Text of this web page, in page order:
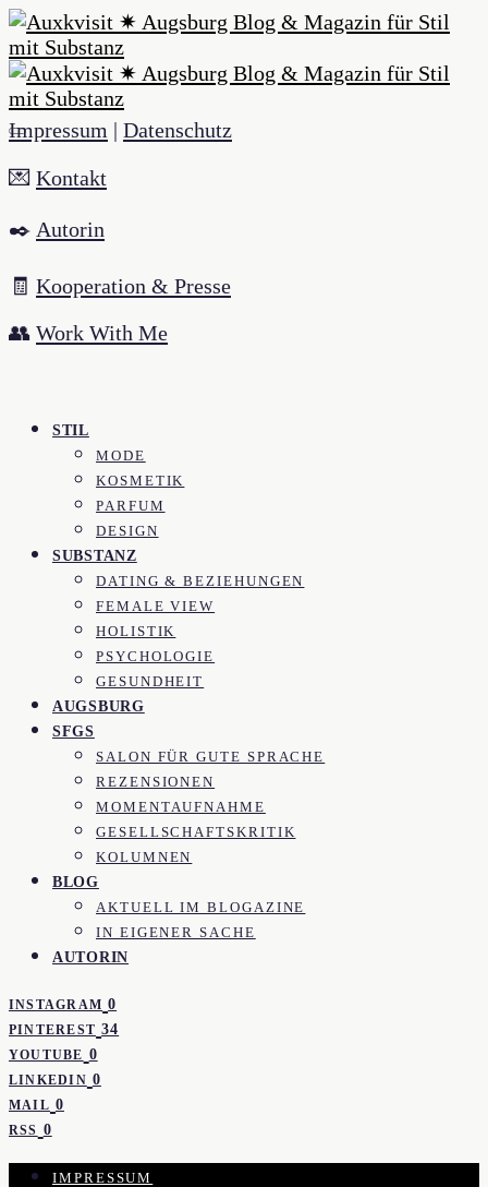
Impressum | Datenschutz
💌 Kontakt
✒️ Autorin
🧾 Kooperation & Presse
👥 Work With Me
STIL
MODE
KOSMETIK
PARFUM
DESIGN
SUBSTANZ
DATING & BEZIEHUNGEN
FEMALE VIEW
HOLISTIK
PSYCHOLOGIE
GESUNDHEIT
AUGSBURG
SFGS
SALON FÜR GUTE SPRACHE
REZENSIONEN
MOMENTAUFNAHME
GESELLSCHAFTSKRITIK
KOLUMNEN
BLOG
AKTUELL IM BLOGAZINE
IN EIGENER SACHE
AUTORIN
INSTAGRAM 0
PINTEREST 34
YOUTUBE 0
LINKEDIN 0
MAIL 0
RSS 0
IMPRESSUM